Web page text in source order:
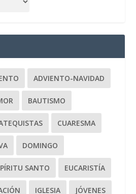
ADVIENTO-NAVIDAD
BAUTISMO
CUARESMA
DOMINGO
SANTO EUCARISTÍA
IGLESIA JÓVENES